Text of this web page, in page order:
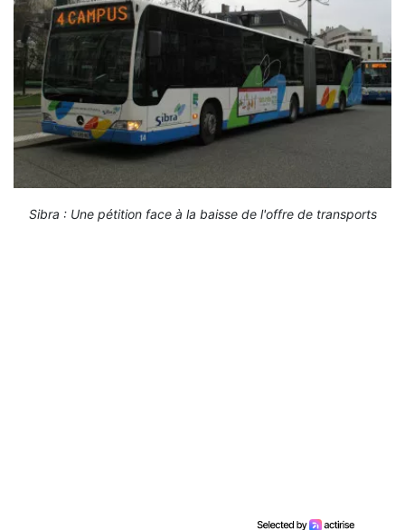
Sibra : Une pétition face à la baisse de l'offre de transports